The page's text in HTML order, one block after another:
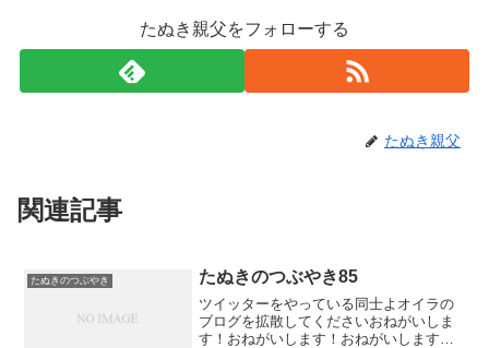
たぬき親父をフォローする
たぬき親父
関連記事
たぬきのつぶやき たぬきのつぶやき85
ツイッターをやっている同士よオイラの
ブログを拡散してくださいおねがいしま
す！おねがいします！おねがいします！